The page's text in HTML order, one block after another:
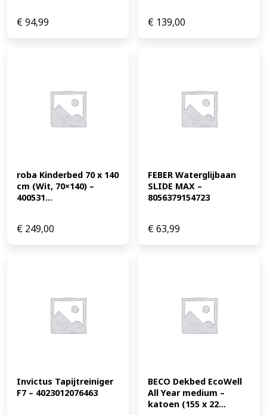
€94,99 € 139,00
roba Kinderbed 70 x 140
cm (Wit, 70×140) –
400531...
€ 249,00
FEBER Waterglijbaan
SLIDE MAX –
8056379154723
€63,99
Invictus Tapijtreiniger
F7 – 4023012076463
BECO Dekbed EcoWell
All Year medium –
katoen (155 x 22...